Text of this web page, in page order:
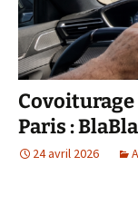
Paris :
24 avril 2026